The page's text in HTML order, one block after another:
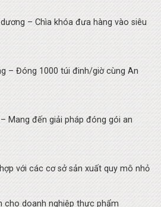
– Chìa khóa đưa hàng vào siêu
– Đóng 1000 túi đinh/giờ cùng An
Mang đến giải pháp đóng gói an
với các cơ sở sản xuất quy mô nhỏ
cho doanh nghiệp thực phẩm